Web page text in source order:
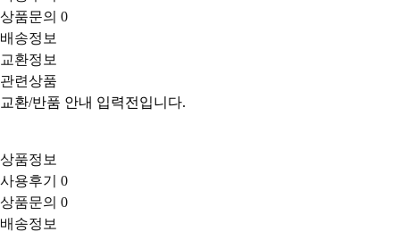
상품문의 0
배송정보
교환정보
관련상품
교환/반품 안내 입력전입니다.
상품정보
사용후기 0
상품문의 0
배송정보